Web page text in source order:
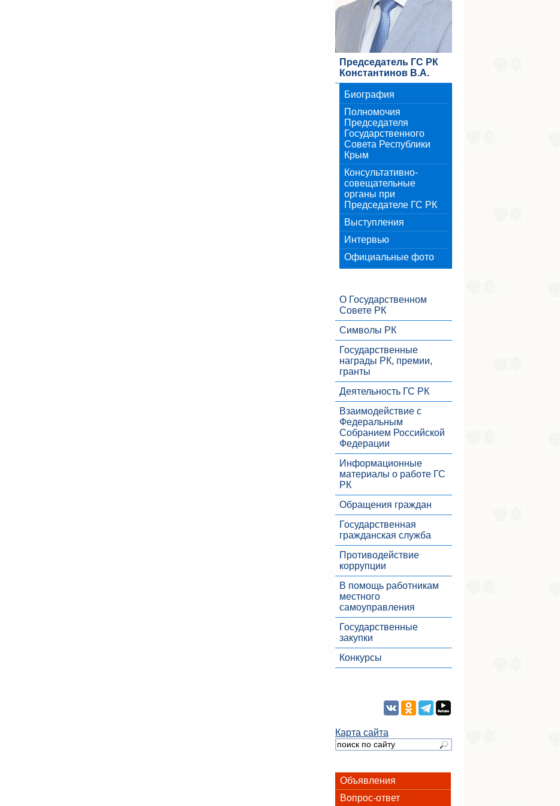
Председатель ГС РК
Константинов В.А.
Биография
Полномочия
Председателя
Государственного
Совета Республики
Крым
Консультативно-
совещательные
органы при
Председателе ГС РК
Выступления
Интервью
Официальные фото
О Государственном
Совете РК
Символы РК
Государственные
награды РК, премии,
гранты
Деятельность ГС РК
Взаимодействие с
Федеральным
Собранием Российской
Федерации
Информационные
материалы о работе ГС
РК
Обращения граждан
Государственная
гражданская служба
Противодействие
коррупции
В помощь работникам
местного
самоуправления
Государственные
закупки
Конкурсы
Карта сайта
Объявления
Вопрос-ответ